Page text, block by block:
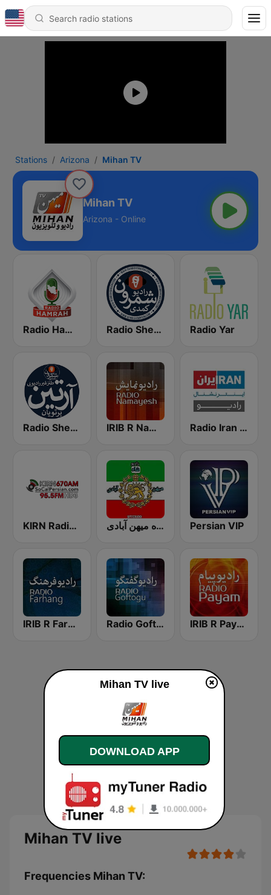
Stations Arizona Mihan TV
Mihan TV
Arizona - Online
Radio Hamrah Radio Shemroon - رادیو شمرون Radio Yar
Radio Shemroon IRIB R Namayesh رادیو نمایش Radio Iran International
KIRN Radio Iran 670 AM رادیو شاه میهن آبادی Persian VIP
IRIB R Farhang رادیو فرهنگ Radio Goftogoo رادیو گفت و گو IRIB R Payam رادیو پیام
Mihan TV live
Frequencies Mihan TV:
Mihan TV live
DOWNLOAD APP